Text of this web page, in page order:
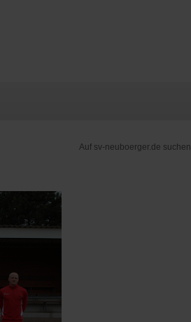
Auf sv-neuboerger.de suchen